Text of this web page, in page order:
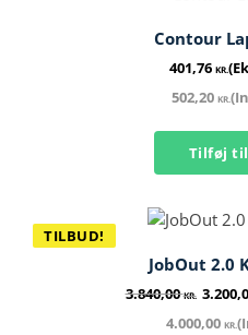
Contour
401,76 KR.
502,20 KR.
Tilføj
TILBUD!
JobOut 2.0
3.840,00KR. Den
4.000,00 KR.